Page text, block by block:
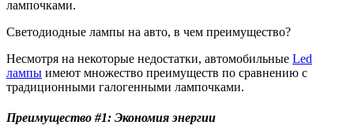
лампочками.
Светодиодные лампы на авто, в чем преимущество?
Несмотря на некоторые недостатки, автомобильные Led
лампы имеют множество преимуществ по сравнению с
традиционными галогенными лампочками.
Преимущество #1: Экономия энергии